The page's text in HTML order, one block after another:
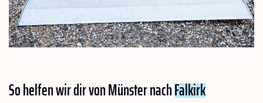
So helfen wir dir von Münster nachFalkirk